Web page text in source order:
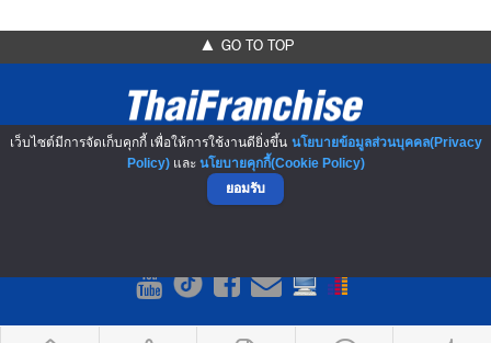
▲ GO TO TOP
เว็บไซต์มีการจัดเก็บคุกกี้ เพื่อให้การใช้งานดียิ่งขึ้น นโยบายข้อมูลส่วนบุคคล(Privacy
Policy)และ นโยบายคุกกี้(Cookie Policy)
ยอมรับ